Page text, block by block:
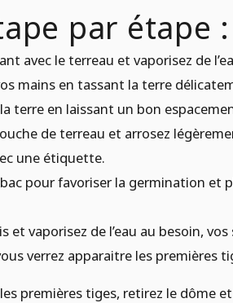
par étape :
avec le terreau et vaporisez de
mains en tassant la terre
terre en laissant un bon
de terreau et arrosez
une étiquette.
pour favoriser la germination
et vaporisez de l’eau au besoin,
verrez apparaitre les premières
premières tiges, retirez le dôme